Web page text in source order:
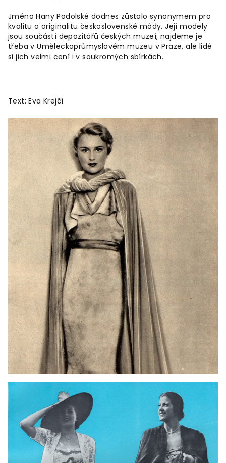
Jméno Hany Podolské dodnes zůstalo synonymem pro
kvalitu a originalitu československé módy. Její modely
jsou součástí depozitářů českých muzeí, najdeme je
třeba v Uměleckoprůmyslovém muzeu v Praze, ale lidé
si jich velmi cení i v soukromých sbírkách.
Text: Eva Krejčí